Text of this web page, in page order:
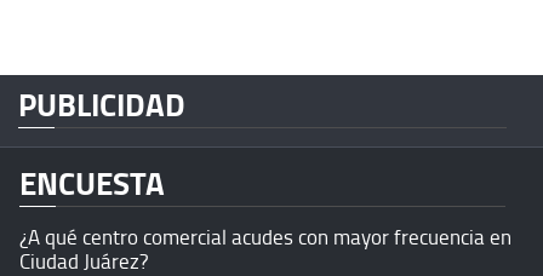
PUBLICIDAD
ENCUESTA
¿A qué centro comercial acudes con mayor frecuencia en
Ciudad Juárez?